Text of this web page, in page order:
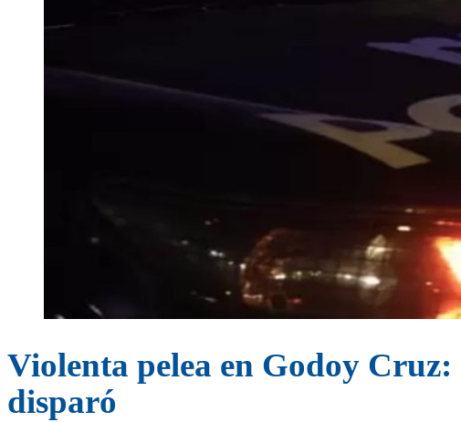
Violenta pelea en Godoy
disparó